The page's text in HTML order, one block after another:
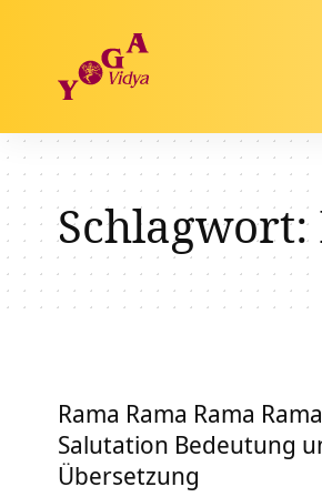
Schlagwort:
Rama Rama Rama
Salutation Bedeutung
Übersetzung